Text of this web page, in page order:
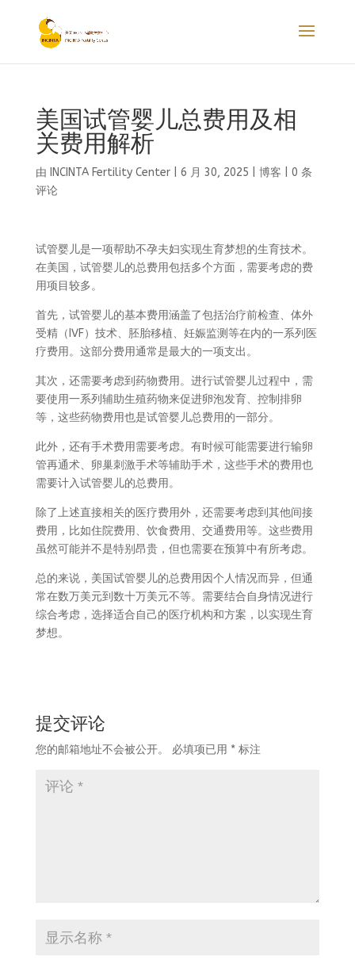
美国试管婴儿总费用及相
关费用解析
由 INCINTA Fertility Center| 6 月 30, 2025 博客
0 条
评论
试管婴儿是一项帮助不孕夫妇实现生育梦想的生育技术。
在美国，试管婴儿的总费用包括多个方面，需要考虑的费
用项目较多。
首先，试管婴儿的基本费用涵盖了包括治疗前检查、体外
受精（IVF）技术、胚胎移植、妊娠监测等在内的一系列医
疗费用。这部分费用通常是最大的一项支出。
其次，还需要考虑到药物费用。进行试管婴儿过程中，需
要使用一系列辅助生殖药物来促进卵泡发育、控制排卵
等，这些药物费用也是试管婴儿总费用的一部分。
此外，还有手术费用需要考虑。有时候可能需要进行输卵
管再通术、卵巢刺激手术等辅助手术，这些手术的费用也
需要计入试管婴儿的总费用。
除了上述直接相关的医疗费用外，还需要考虑到其他间接
费用，比如住院费用、饮食费用、交通费用等。这些费用
虽然可能并不是特别昂贵，但也需要在预算中有所考虑。
总的来说，美国试管婴儿的总费用因个人情况而异，但通
常在数万美元到数十万美元不等。需要结合自身情况进行
综合考虑，选择适合自己的医疗机构和方案，以实现生育
梦想。
提交评论
您的邮箱地址不会被公开。 必填项已用 *标注